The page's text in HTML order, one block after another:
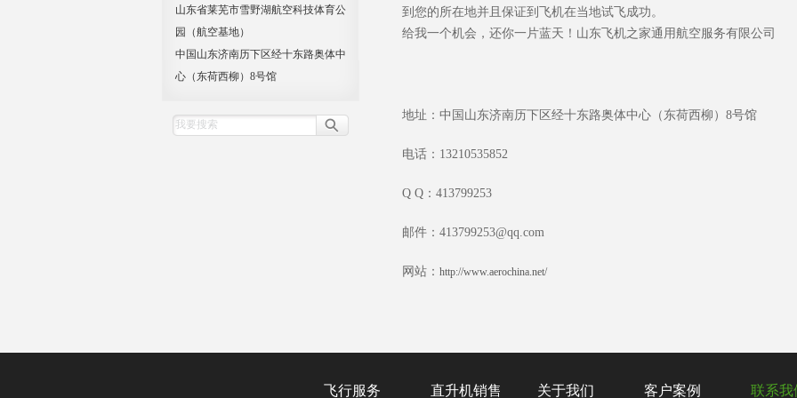
山东省莱芜市雪野湖航空科技体育公
园（航空基地）
中国山东济南历下区经十东路奥体中
心（东荷西柳）8号馆
到您的所在地并且保证到飞机在当地试飞成功。
给我一个机会，还你一片蓝天！山东飞机之家通用航空服务有限公司
地址：中国山东济南历下区经十东路奥体中心（东荷西柳）8号馆
电话：13210535852
Q Q：413799253
邮件：413799253@qq.com
网站： http://www.aerochina.net/
飞行服务 直升机销售 关于我们 客户案例 联系我